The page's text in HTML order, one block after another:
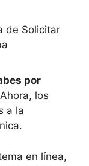
de Solicitar
por
Ahora, los
a la
en línea,